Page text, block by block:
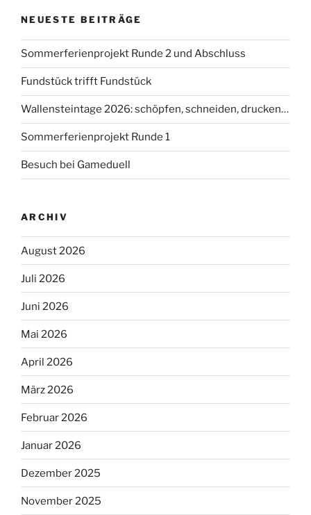
NEUESTE BEITRÄGE
Sommerferienprojekt Runde 2 und Abschluss
Fundstück trifft Fundstück
Wallensteintage 2026: schöpfen, schneiden, drucken…
Sommerferienprojekt Runde 1
Besuch bei Gameduell
ARCHIV
August 2026
Juli 2026
Juni 2026
Mai 2026
April 2026
März 2026
Februar 2026
Januar 2026
Dezember 2025
November 2025